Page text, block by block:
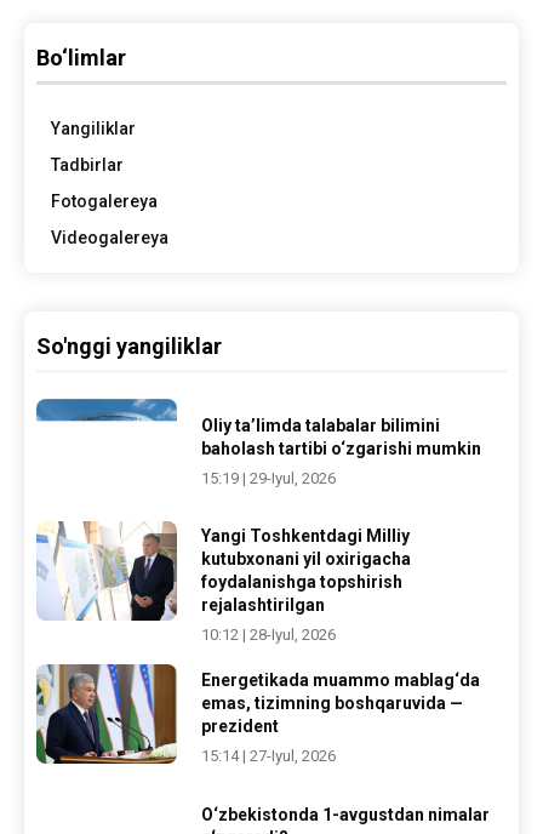
Bo‘limlar
Yangiliklar
Tadbirlar
Fotogalereya
Videogalereya
So'nggi yangiliklar
Oliy ta’limda talabalar bilimini
baholash tartibi o‘zgarishi mumkin
15:19 | 29-Iyul, 2026
Yangi Toshkentdagi Milliy
kutubxonani yil oxirigacha
foydalanishga topshirish
rejalashtirilgan
10:12 | 28-Iyul, 2026
Energetikada muammo mablag‘da
emas, tizimning boshqaruvida —
prezident
15:14 | 27-Iyul, 2026
O‘zbekistonda 1-avgustdan nimalar